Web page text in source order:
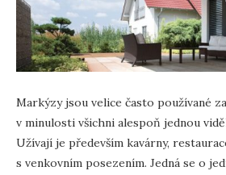
Markýzy jsou velice často používané
v minulosti všichni alespoň jednou
Užívají je především kavárny,
s venkovním posezením. Jedná se o